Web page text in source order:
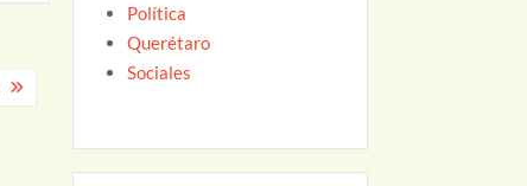
Política
Querétaro
Sociales